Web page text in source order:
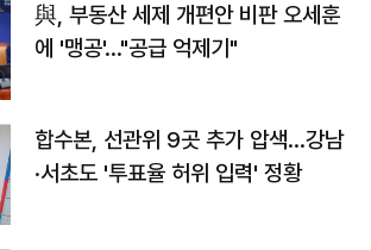
與, 부동산 세제 개편안 비판 오세훈
에 '맹공'…"공급 억제기"
합수본, 선관위 9곳 추가 압색…강남
·서초도 '투표율 허위 입력' 정황